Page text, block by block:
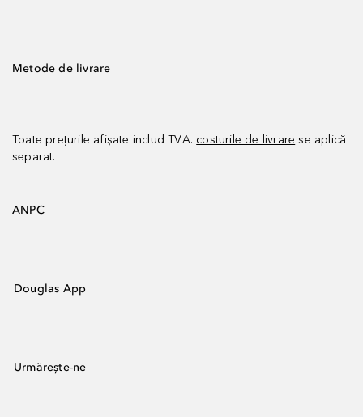
Metode de livrare
Toate prețurile afișate includ TVA. costurile de livrare se aplică
separat.
ANPC
Douglas App
Urmărește-ne